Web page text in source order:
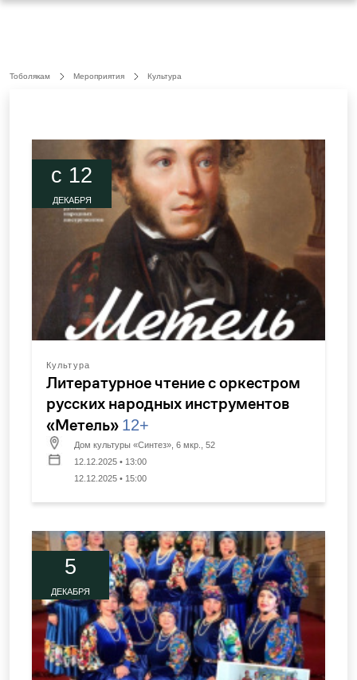
Тоболякам Мероприятия Культура
c 12
ДЕКАБРЯ
Культура
Литературное чтение с оркестром
русских народных инструментов
«Метель» 12+
Дом культуры «Синтез», 6 мкр., 52
12.12.2025 • 13:00
12.12.2025 • 15:00
5
ДЕКАБРЯ